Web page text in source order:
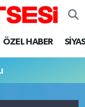
ÖZEL HABER